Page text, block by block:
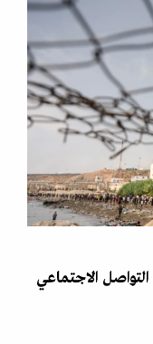
الاجتماعي